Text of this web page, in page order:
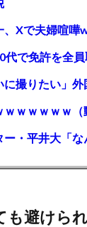
ｗｗｗｗｗ（
も避けら